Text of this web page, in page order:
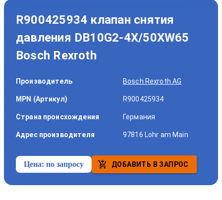
R900425934 клапан снятия
давления DB10G2-4X/50XW65
Bosch Rexroth
Производитель Bosch Rexroth AG
MPN (Артикул) R900425934
Страна происхождения Германия
Адрес производителя 97816 Lohr am Main
Цена: по запросу ДОБАВИТЬ В ЗАПРОС